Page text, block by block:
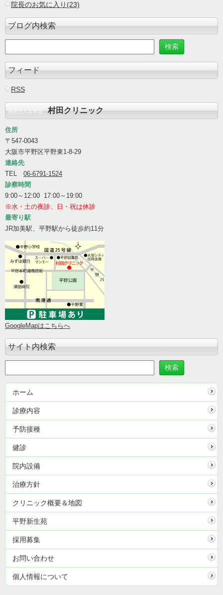
院長のお気に入り(23)
ブログ内検索
フィード
RSS
医療法人富寿会村田クリニック
住所
〒547-0043
大阪市平野区平野東1-8-29
連絡先
TEL 06-6791-1524
診察時間
9:00～12:00 17:00～19:00
※水・土の夜診、日・祝は休診
最寄り駅
JR加美駅、平野駅から徒歩約11分
GoogleMapはこちらへ
サイト内検索
ホーム
診療内容
予防接種
健診
院内設備
治療方針
クリニック概要＆地図
平野新生苑
採用募集
お問い合わせ
個人情報について